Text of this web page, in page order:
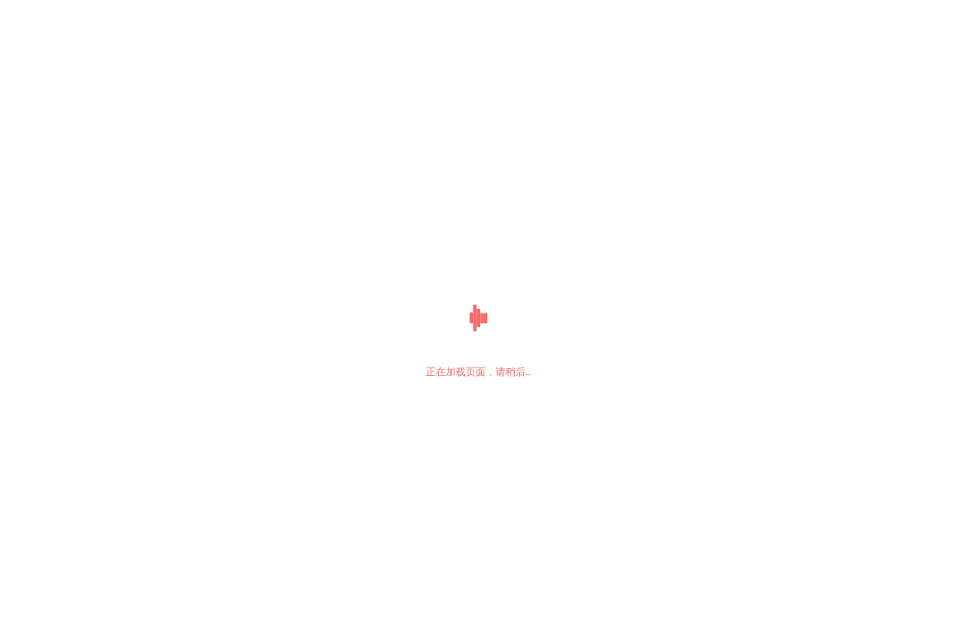
正在加载页面，请稍后...